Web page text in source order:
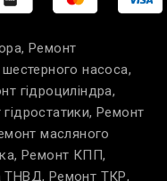
Ремонт
насоса,
гідроциліндра,
Ремонт
масляного
Ремонт КПП,
ТНВД, Ремонт ТКР,